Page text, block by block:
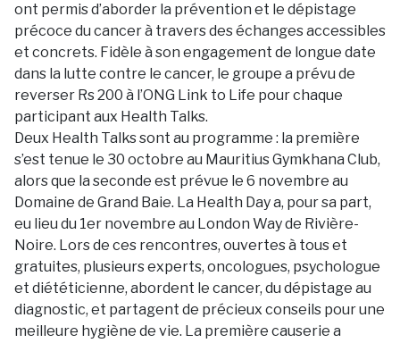
ont permis d’aborder la prévention et le dépistage
précoce du cancer à travers des échanges accessibles
et concrets. Fidèle à son engagement de longue date
dans la lutte contre le cancer, le groupe a prévu de
reverser Rs 200 à l’ONG Link to Life pour chaque
participant aux Health Talks.
Deux Health Talks sont au programme : la première
s’est tenue le 30 octobre au Mauritius Gymkhana Club,
alors que la seconde est prévue le 6 novembre au
Domaine de Grand Baie. La Health Day a, pour sa part,
eu lieu du 1er novembre au London Way de Rivière-
Noire. Lors de ces rencontres, ouvertes à tous et
gratuites, plusieurs experts, oncologues, psychologue
et diététicienne, abordent le cancer, du dépistage au
diagnostic, et partagent de précieux conseils pour une
meilleure hygiène de vie. La première causerie a